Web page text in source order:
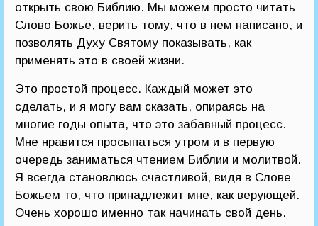
открыть свою Библию. Мы можем просто читать
Слово Божье, верить тому, что в нем написано, и
позволять Духу Святому показывать, как
применять это в своей жизни.
Это простой процесс. Каждый может это
сделать, и я могу вам сказать, опираясь на
многие годы опыта, что это забавный процесс.
Мне нравится просыпаться утром и в первую
очередь заниматься чтением Библии и молитвой.
Я всегда становлюсь счастливой, видя в Слове
Божьем то, что принадлежит мне, как верующей.
Очень хорошо именно так начинать свой день.